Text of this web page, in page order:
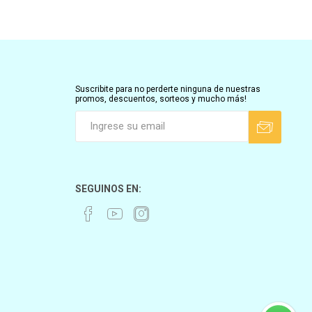
Suscribite para no perderte ninguna de nuestras
promos, descuentos, sorteos y mucho más!
SEGUINOS EN: